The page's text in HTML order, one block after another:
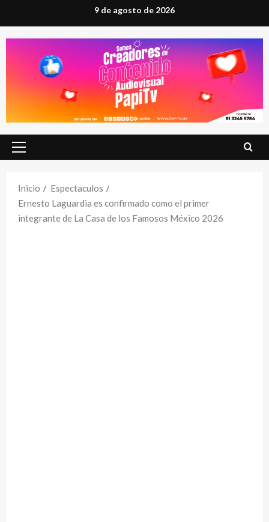
al
contenido
9 de agosto de 2026
Menú
Inicio
Espectaculos
Ernesto Laguardia es confirmado como el primer
integrante de La Casa de los Famosos México 2026